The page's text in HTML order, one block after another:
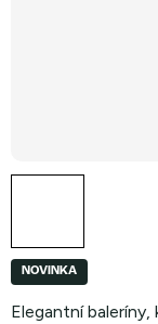
NOVINKA
Elegantní baleríny,